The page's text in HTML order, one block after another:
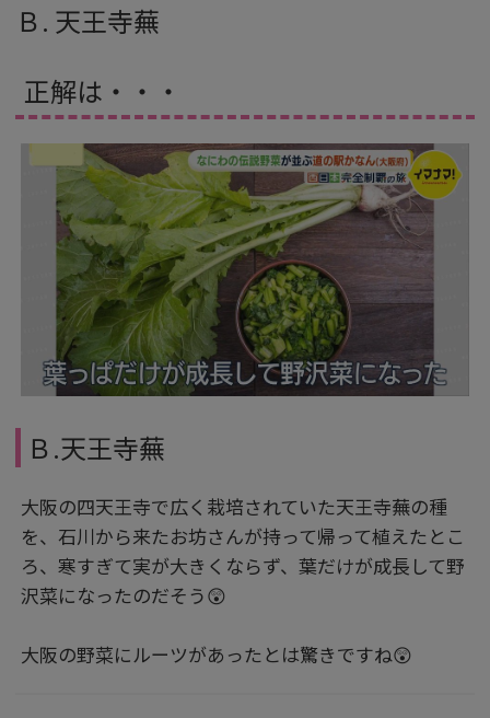
Ｂ. 天王寺蕪
正解は・・・
Ｂ.天王寺蕪
大阪の四天王寺で広く栽培されていた天王寺蕪の種
を、石川から来たお坊さんが持って帰って植えたとこ
ろ、寒すぎて実が大きくならず、葉だけが成長して野
沢菜になったのだそう😲
大阪の野菜にルーツがあったとは驚きですね😲